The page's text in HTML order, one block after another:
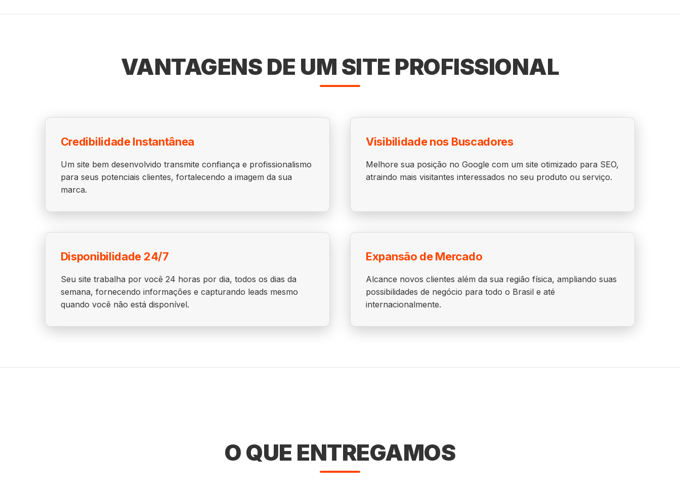
VANTAGENS DE UM SITE PROFISSIONAL
Credibilidade Instantânea
Um site bem desenvolvido transmite confiança e profissionalismo
para seus potenciais clientes, fortalecendo a imagem da sua
marca.
Visibilidade nos Buscadores
Melhore sua posição no Google com um site otimizado para SEO,
atraindo mais visitantes interessados no seu produto ou serviço.
Disponibilidade 24/7
Seu site trabalha por você 24 horas por dia, todos os dias da
semana, fornecendo informações e capturando leads mesmo
quando você não está disponível.
Expansão de Mercado
Alcance novos clientes além da sua região física, ampliando suas
possibilidades de negócio para todo o Brasil e até
internacionalmente.
O QUE ENTREGAMOS